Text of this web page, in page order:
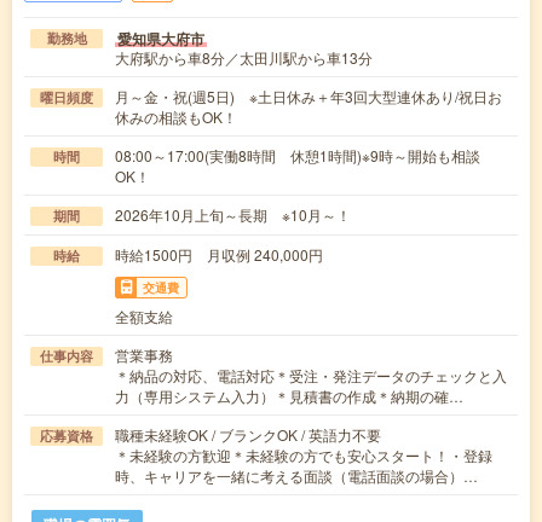
勤務地 愛知県大府市
大府駅から車8分／太田川駅から車13分
曜日頻度
月～金・祝(週5日) ※土日休み＋年3回大型連休あり/祝日お
休みの相談もOK！
時間
08:00～17:00(実働8時間 休憩1時間)※9時～開始も相談
OK！
期間 2026年10月上旬～長期 ※10月～！
時給 時給1500円 月収例 240,000円
交通費
全額支給
仕事内容
営業事務
＊納品の対応、電話対応＊受注・発注データのチェックと入
力（専用システム入力）＊見積書の作成＊納期の確…
応募資格
職種未経験OK / ブランクOK / 英語力不要
＊未経験の方歓迎＊未経験の方でも安心スタート！・登録
時、キャリアを一緒に考える面談（電話面談の場合）…